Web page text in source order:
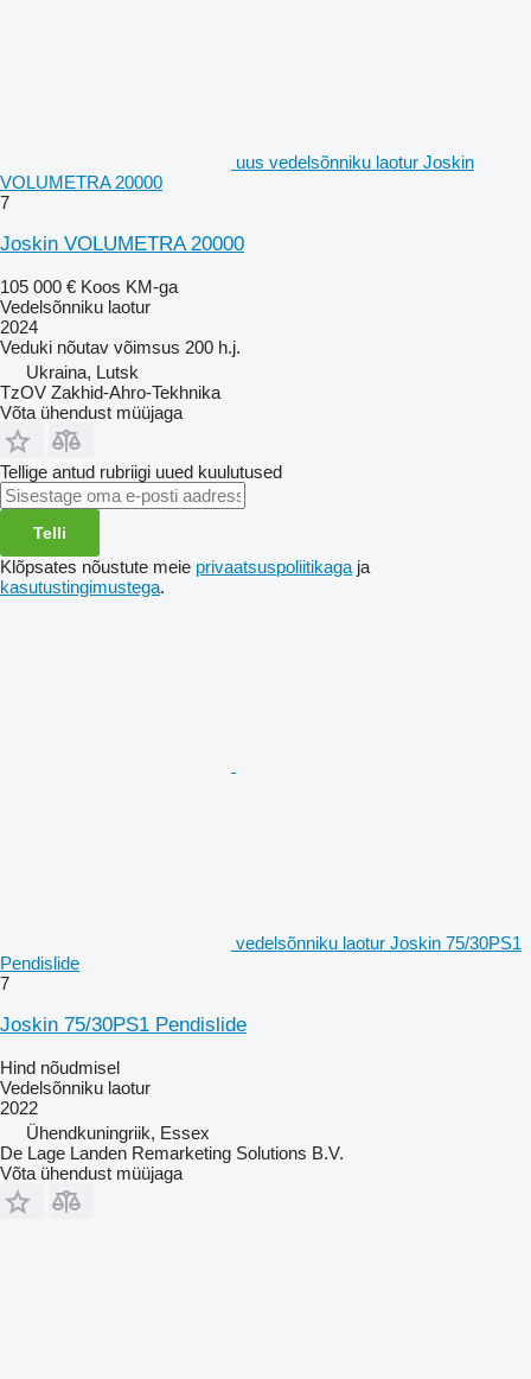
uus vedelsõnniku laotur Joskin
VOLUMETRA 20000
7
Joskin VOLUMETRA 20000
105 000 € Koos KM-ga
Vedelsõnniku laotur
2024
Veduki nõutav võimsus 200 h.j.
Ukraina, Lutsk
TzOV Zakhid-Ahro-Tekhnika
Võta ühendust müüjaga
Tellige antud rubriigi uued kuulutused
Telli
Klõpsates nõustute meie privaatsuspoliitikaga ja
kasutustingimustega.
vedelsõnniku laotur Joskin 75/30PS1
Pendislide
7
Joskin 75/30PS1 Pendislide
Hind nõudmisel
Vedelsõnniku laotur
2022
Ühendkuningriik, Essex
De Lage Landen Remarketing Solutions B.V.
Võta ühendust müüjaga